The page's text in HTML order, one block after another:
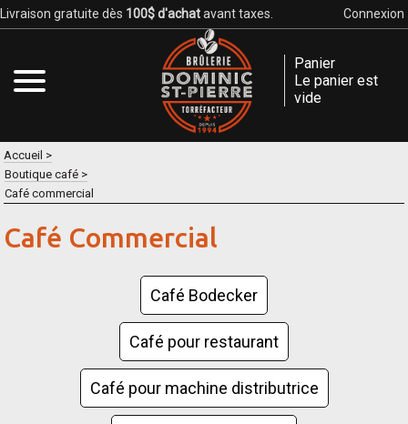
Connexion
Livraison gratuite dès 100$ d'achatavant taxes.
Panier
Le panier est
vide
Accueil
Boutique café
Café commercial
Café Commercial
Café Bodecker
Café pour restaurant
Café pour machine distributrice